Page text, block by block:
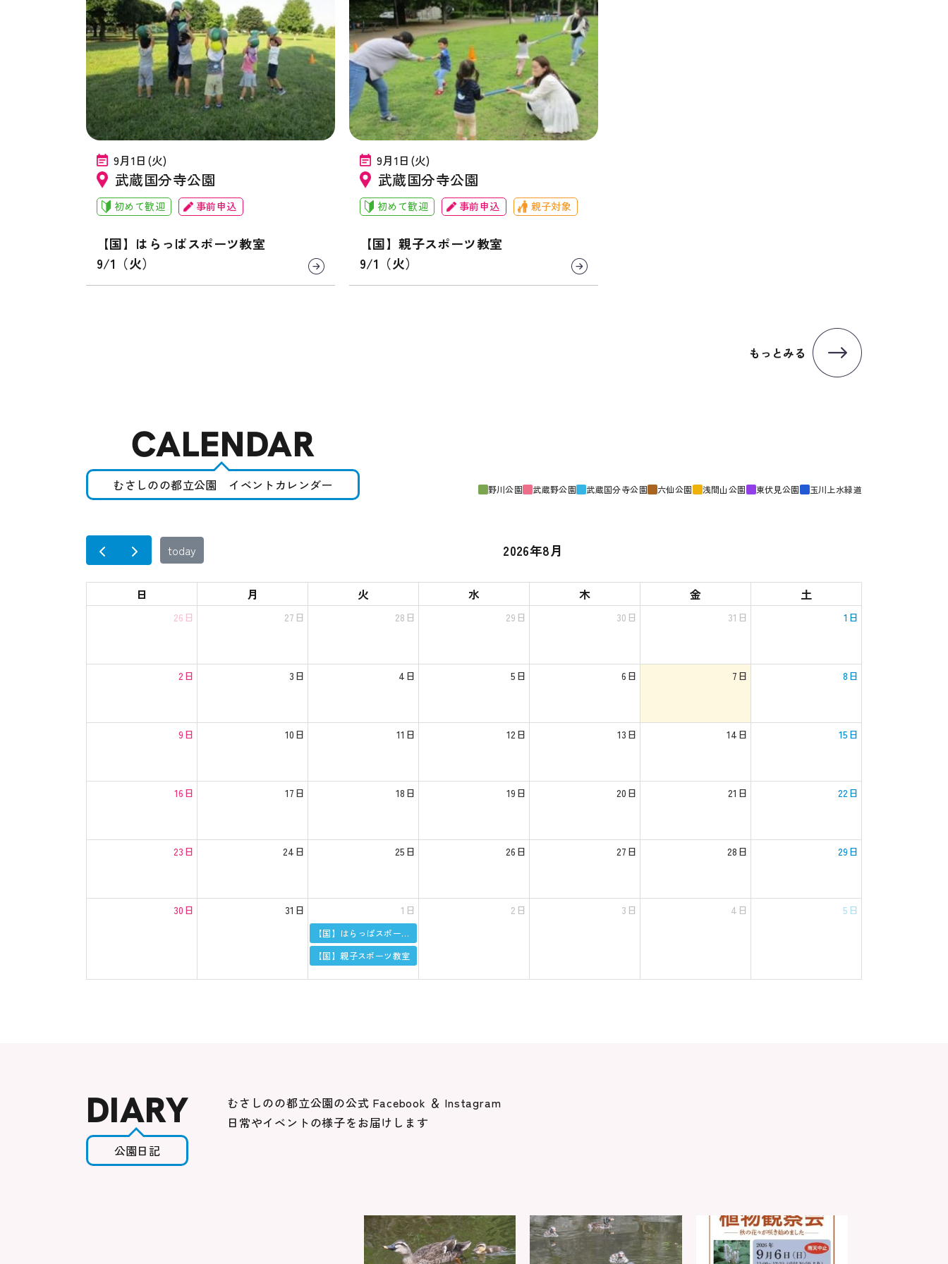
9月1日(火)
武蔵国分寺公園
初めて歓迎 事前申込
【国】はらっぱスポーツ教室
9/1（火）
9月1日(火)
武蔵国分寺公園
初めて歓迎 事前申込 親子対象
【国】親子スポーツ教室
9/1（火）
もっとみる
CALENDAR
むさしのの都立公園 イベントカレンダー 野川公園 武蔵野公園 武蔵国分寺公園 六仙公園 浅間山公園 東伏見公園 玉川上水緑道
today 2026年8月
日 月 火 水 木 金 土
26日 27日 28日 29日 30日 31日 1日
2日 3日 4日 5日 6日 7日 8日
9日 10日 11日 12日 13日 14日 15日
16日 17日 18日 19日 20日 21日 22日
23日 24日 25日 26日 27日 28日 29日
30日 31日 1日
【国】はらっぱスポーツ教室
【国】親子スポーツ教室
2日 3日 4日 5日
DIARY
公園日記
むさしのの都立公園の公式 Facebook ＆ Instagram
日常やイベントの様子をお届けします